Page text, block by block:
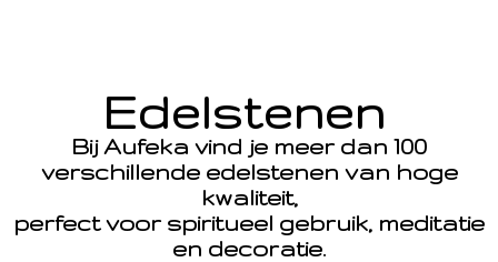
Edelstenen
Bij Aufeka vind je meer dan 100
verschillende edelstenen van hoge
kwaliteit,
perfect voor spiritueel gebruik, meditatie
en decoratie.